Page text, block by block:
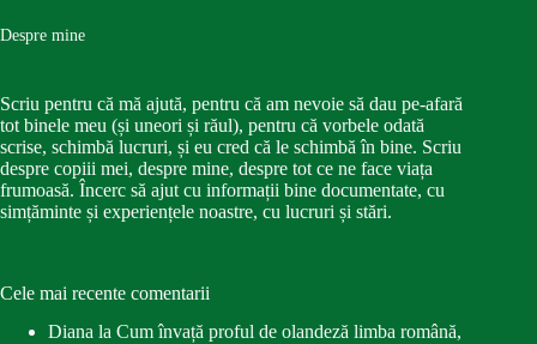
Despre mine
Scriu pentru că mă ajută, pentru că am nevoie să dau pe-afară
tot binele meu (și uneori și răul), pentru că vorbele odată
scrise, schimbă lucruri, și eu cred că le schimbă în bine. Scriu
despre copiii mei, despre mine, despre tot ce ne face viața
frumoasă. Încerc să ajut cu informații bine documentate, cu
simțăminte și experiențele noastre, cu lucruri și stări.
Cele mai recente comentarii
Diana la Cum învață proful de olandeză limba română,